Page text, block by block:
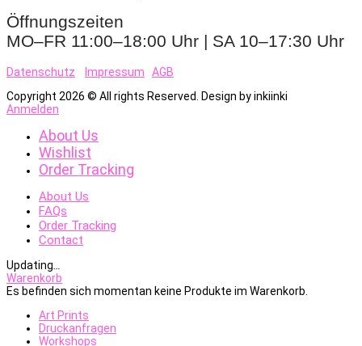
Öffnungszeiten
MO–FR 11:00–18:00 Uhr | SA 10–17:30 Uhr
Datenschutz Impressum
AGB
Copyright 2026 © All rights Reserved. Design by inkiinki
Anmelden
About Us
Wishlist
Order Tracking
About Us
FAQs
Order Tracking
Contact
Updating
Warenkorb
Es befinden sich momentan keine Produkte im Warenkorb.
Art Prints
Druckanfragen
Workshops